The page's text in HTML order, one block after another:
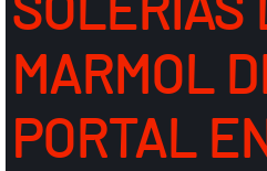
MARMOL
PORTAL